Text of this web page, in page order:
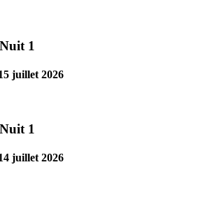
1
juillet 2026
1
juillet 2026